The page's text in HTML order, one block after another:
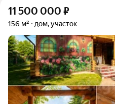
11 500 000 ₽
156 м² дом, участок